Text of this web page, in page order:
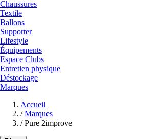
Chaussures
Textile
Ballons
Supporter
Lifestyle
Équipements
Espace Clubs
Entretien physique
Déstockage
Marques
Accueil
/ Marques
/ Pure 2improve